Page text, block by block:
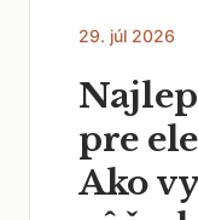
29. júl 2026
pre
Ako